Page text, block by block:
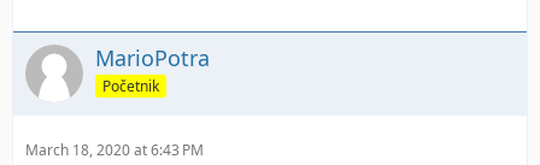
MarioPotra
Početnik
March 18, 2020 at 6:43 PM